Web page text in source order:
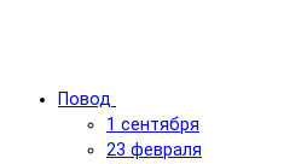
Повод
1 сентября
23 февраля